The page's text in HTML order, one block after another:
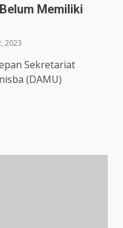
Memiliki
2023
Sekretariat
(DAMU)